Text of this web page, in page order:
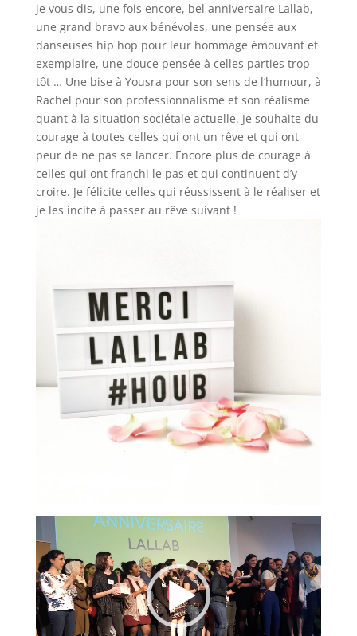
je vous dis, une fois encore, bel anniversaire Lallab,
une grand bravo aux bénévoles, une pensée aux
danseuses hip hop pour leur hommage émouvant et
exemplaire, une douce pensée à celles parties trop
tôt … Une bise à Yousra pour son sens de l’humour, à
Rachel pour son professionnalisme et son réalisme
quant à la situation sociétale actuelle. Je souhaite du
courage à toutes celles qui ont un rêve et qui ont
peur de ne pas se lancer. Encore plus de courage à
celles qui ont franchi le pas et qui continuent d’y
croire. Je félicite celles qui réussissent à le réaliser et
je les incite à passer au rêve suivant !
Lecteur
vidéo